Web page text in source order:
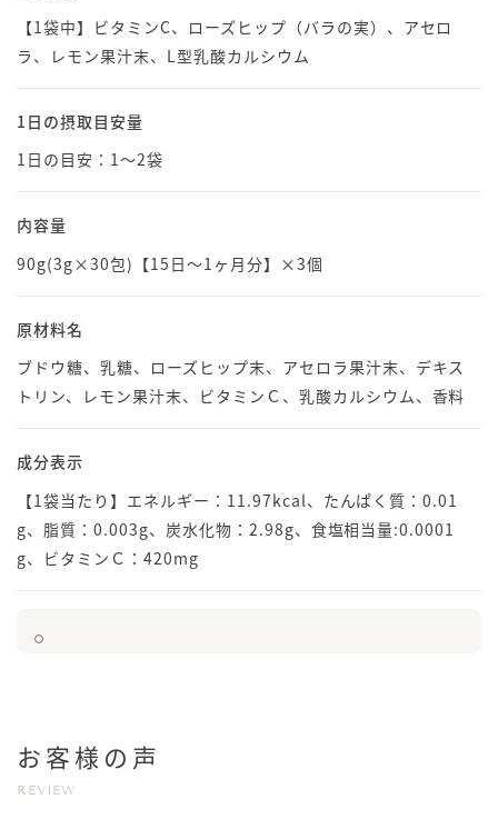
【1袋中】ビタミンC、ローズヒップ（バラの実）、アセロ
ラ、レモン果汁末、L型乳酸カルシウム
1日の摂取目安量
1日の目安：1〜2袋
内容量
90g(3g×30包)【15日〜1ヶ月分】×3個
原材料名
ブドウ糖、乳糖、ローズヒップ末、アセロラ果汁末、デキス
トリン、レモン果汁末、ビタミンＣ、乳酸カルシウム、香料
成分表示
【1袋当たり】エネルギー：11.97kcal、たんぱく質：0.01
g、脂質：0.003g、炭水化物：2.98g、食塩相当量:0.0001
g、ビタミンＣ：420mg
お客様の声
REVIEW